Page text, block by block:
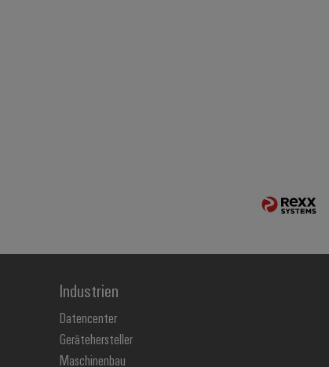
Industrien
Datencenter
Gerätehersteller
Maschinenbau